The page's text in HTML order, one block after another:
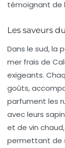
témoignant de
Les saveurs
Dans le sud, la
mer frais de
exigeants.
goûts,
parfument les
avec leurs
et de vin
permettant de